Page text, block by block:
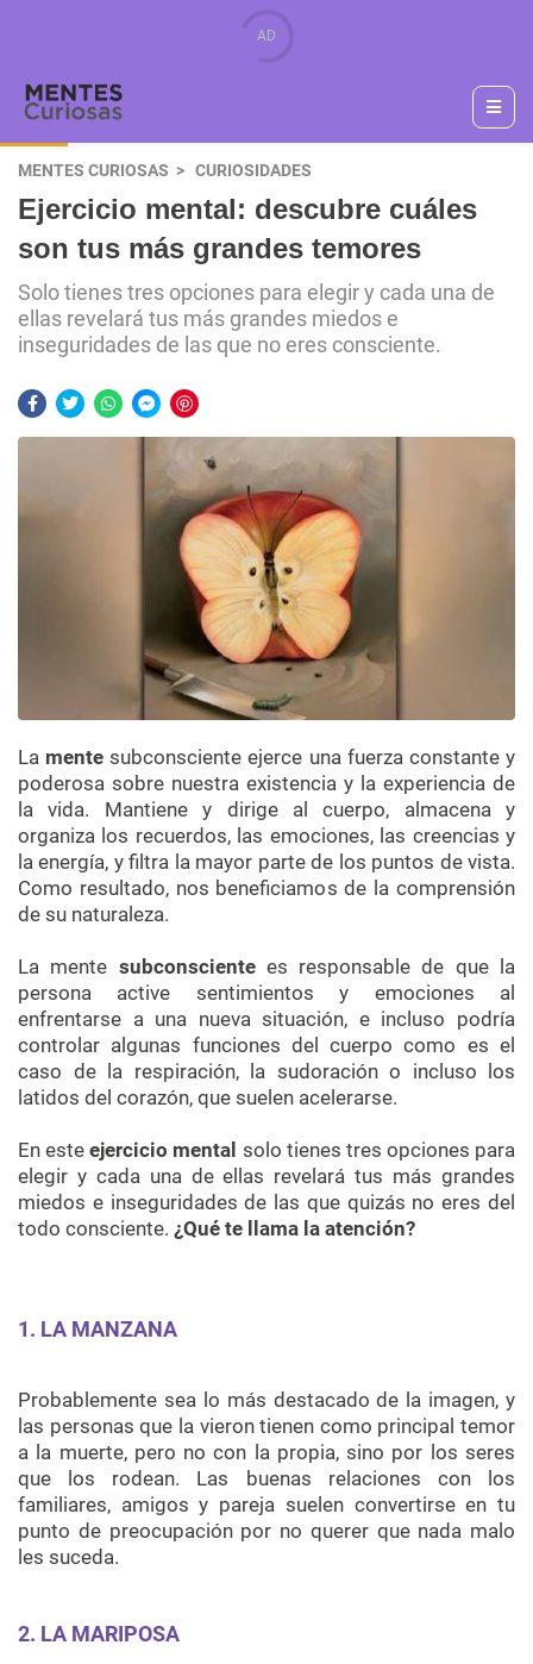
MENTES CURIOSAS CURIOSIDADES
Ejercicio mental: descubre cuáles
son tus más grandes temores
Solo tienes tres opciones para elegir y cada una de
ellas revelará tus más grandes miedos e
inseguridades de las que no eres consciente.
La mente subconsciente ejerce una fuerza constante y
poderosa sobre nuestra existencia y la experiencia de
la vida. Mantiene y dirige al cuerpo, almacena y
organiza los recuerdos, las emociones, las creencias y
la energía, y filtra la mayor parte de los puntos de vista.
Como resultado, nos beneficiamos de la comprensión
de su naturaleza.
La mente subconscientees responsable de que la
persona active sentimientos y emociones al
enfrentarse a una nueva situación, e incluso podría
controlar algunas funciones del cuerpo como es el
caso de la respiración, la sudoración o incluso los
latidos del corazón, que suelen acelerarse.
En esteejercicio mental solo tienes tres opciones para
elegir y cada una de ellas revelará tus más grandes
miedos e inseguridades de las que quizás no eres del
todo consciente. ¿Qué te llama la atención?
1. LA MANZANA
Probablemente sea lo más destacado de la imagen, y
las personas que la vieron tienen como principal temor
a la muerte, pero no con la propia, sino por los seres
que los rodean. Las buenas relaciones con los
familiares, amigos y pareja suelen convertirse en tu
punto de preocupación por no querer que nada malo
les suceda.
2. LA MARIPOSA